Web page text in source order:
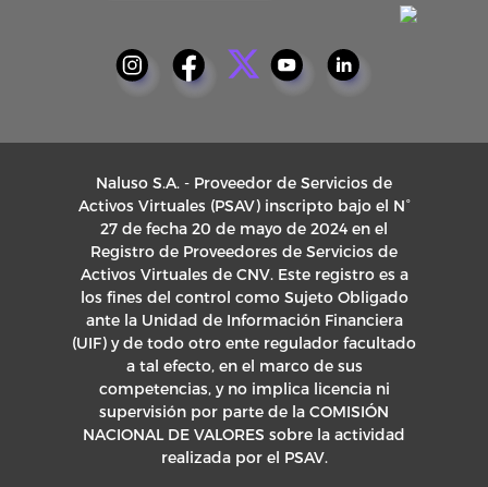
Naluso S.A. - Proveedor de Servicios de
Activos Virtuales (PSAV) inscripto bajo el N°
27 de fecha 20 de mayo de 2024 en el
Registro de Proveedores de Servicios de
Activos Virtuales de CNV. Este registro es a
los fines del control como Sujeto Obligado
ante la Unidad de Información Financiera
(UIF) y de todo otro ente regulador facultado
a tal efecto, en el marco de sus
competencias, y no implica licencia ni
supervisión por parte de la COMISIÓN
NACIONAL DE VALORES sobre la actividad
realizada por el PSAV.